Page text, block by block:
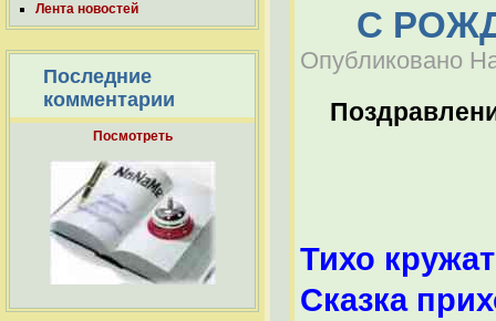
Лента новостей
Последние
комментарии
Посмотреть
С
Опубликовано
Тихо
Сказка